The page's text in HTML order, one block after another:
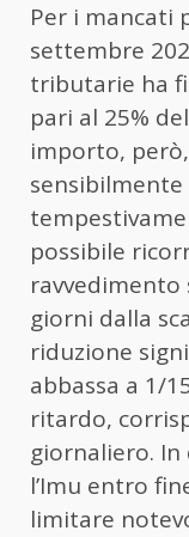
Per i mancati
settembre
tributarie ha
pari al 25%
importo,
possibile
ravvedimento
giorni dalla
riduzione
abbassa a 1/
ritardo,
giornaliero.
l’Imu entro
limitare